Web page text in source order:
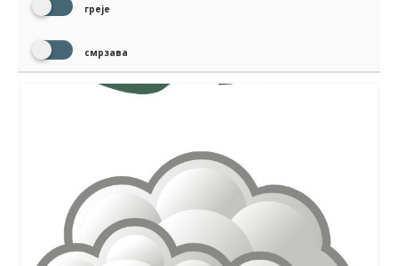
греје
смрзава